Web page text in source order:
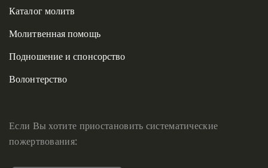
Каталог молитв
Молитвенная помощь
Подношение и спонсорство
Волонтерство
Если Вы хотите приостановить систематические
пожертвования: